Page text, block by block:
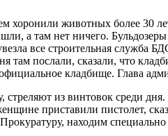
хоронили животных более
а там нет ничего.
все строительная служба
послали, сказали, что
кладбище. Глава
стреляют из винтовок среди
приставили пистолет,
находим